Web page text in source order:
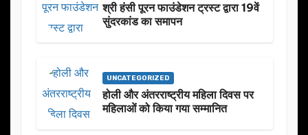
श्री हंसी पूरन फाउंडेशन ट्रस्ट द्वारा 19वें
सुंदरकांड का समापन
UNCATEGORIZED
होली और अंतरराष्ट्रीय महिला दिवस पर
महिलाओं को किया गया सम्मानित